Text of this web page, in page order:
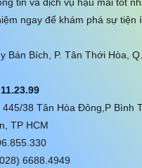
tin và dịch vụ hậu mãi tốt
ngay để khám phá sự tiện
Bán Bích, P. Tân Thới Hòa,
445/38 Tân Hòa Đông,P Bình
TP HCM
6688.4949